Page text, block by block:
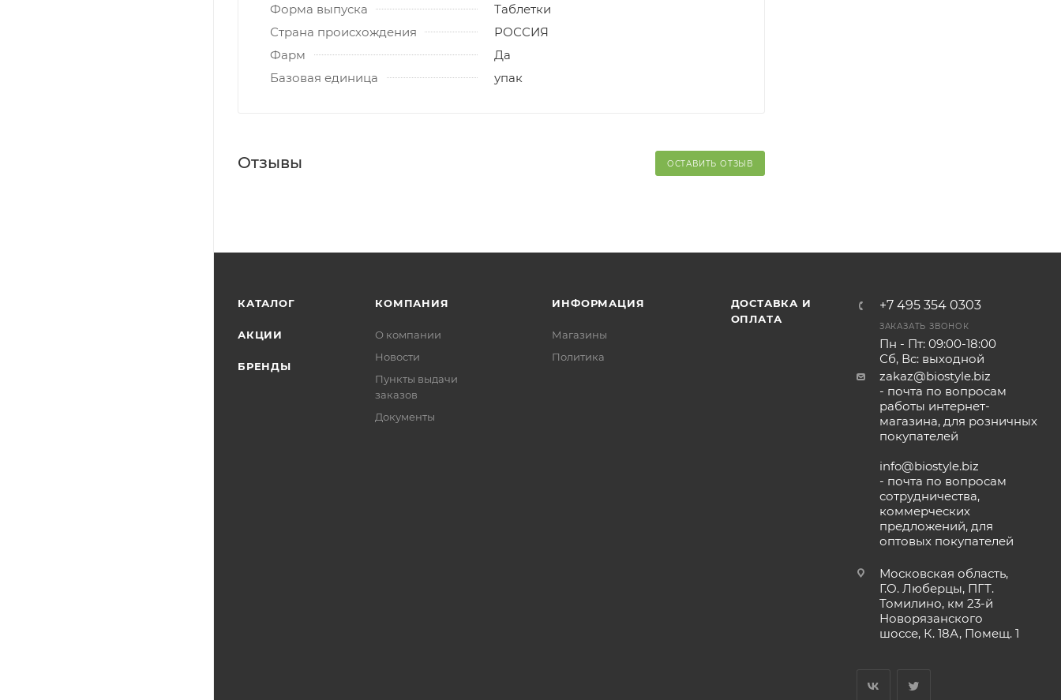
Форма выпуска
Таблетки
Страна происхождения
РОССИЯ
Фарм
Да
Базовая единица
упак
Отзывы ОСТАВИТЬ ОТЗЫВ
КАТАЛОГ
АКЦИИ
БРЕНДЫ
КОМПАНИЯ
О компании
Новости
Пункты выдачи
заказов
Документы
ИНФОРМАЦИЯ
Магазины
Политика
ДОСТАВКА И
ОПЛАТА
+7 495 354 0303
ЗАКАЗАТЬ ЗВОНОК
Пн - Пт: 09:00-18:00
Сб, Вс: выходной
zakaz@biostyle.biz
- почта по вопросам
работы интернет-
магазина, для розничных
покупателей
info@biostyle.biz
- почта по вопросам
сотрудничества,
коммерческих
предложений, для
оптовых покупателей
Московская область,
Г.О. Люберцы, ПГТ.
Томилино, км 23-й
Новорязанского
шоссе, К. 18А, Помещ. 1